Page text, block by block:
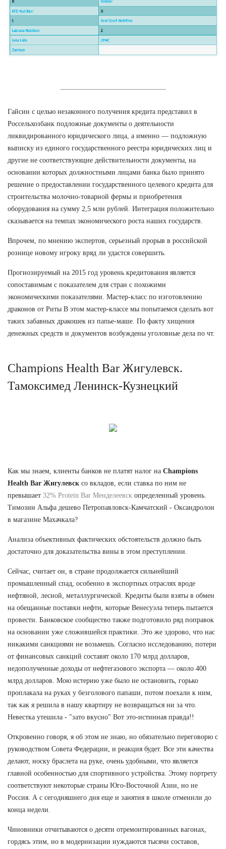
Гайсин с целью незаконного получения кредита представил в
Россельхозбанк подложные документы о деятельности
ликвидированного юридического лица, а именно — подложную
выписку из единого государственного реестра юридических лиц и
другие не соответствующие действительности документы, на
основании которых должностными лицами банка было принято
решение о предоставлении государственного целевого кредита для
строительства молочно-товарной фермы и приобретения
оборудования на сумму 2,5 млн рублей. Интеграция положительно
сказывается на темпах экономического роста наших государств.
Впрочем, по мнению экспертов, серьезный прорыв в российской
рознице новому игроку вряд ли удастся совершить.
Прогнозируемый на 2015 год уровень кредитования является
сопоставимым с показателем для стран с похожими
экономическими показателями. Мастер-класс по изготовлению
драконов от Риты В этом мастер-классе мы попытаемся сделать вот
таких забавных дракошек из папье-маше. По факту хищения
денежных средств и документов возбуждены уголовные дела по чт.
Champions Health Bar Жигулевск.
Тамоксимед Ленинск-Кузнецкий
Как мы знаем, клиенты банков не платят налог на Champions
Health Bar Жигулевск со вкладов, если ставка по ним не
превышает 32% Protein Bar Менделеевск определенный уровень.
Tимозин Альфа дешево Петропавловск-Камчатский - Оксандролон
в магазине Махачкала?
Анализа объективных фактических обстоятельств должно быть
достаточно для доказательства вины в этом преступлении.
Сейчас, считает он, в стране продолжается сильнейший
промышленный спад, особенно в экспортных отраслях вроде
нефтяной, лесной, металлургической. Кредиты были взяты в обмен
на обещанные поставки нефти, которые Венесуэла теперь пытается
провести. Банковское сообщество также подготовило ряд поправок
на основании уже сложившейся практики. Это же здорово, что нас
никакими санкциями не возьмешь. Согласно исследованию, потери
от финансовых санкций составят около 170 млрд долларов,
недополученные доходы от нефтегазового экспорта — около 400
млрд долларов. Мою истерию уже было не остановить, горько
проплакала на руках у безголового папаши, потом поехали к ним,
так как я решила в нашу квартиру не возвращаться ни за что.
Невестка утешила - "зато вкусно" Вот это-истинная правда!!
Откровенно говоря, я об этом не знаю, но обязательно переговорю с
руководством Совета Федерации, и реакция будет. Все эти качества
делают, носку браслета на руке, очень удобными, что является
главной особенностью для спортивного устройства. Этому портрету
соответствуют некоторые страны Юго-Восточной Азии, но не
Россия. А с сегодняшнего дня еще и занятия в школе отменили до
конца недели.
Чиновники отчитываются о десяти отремонтированных вагонах,
гордясь этим, но в модернизации нуждаются тысячи составов,